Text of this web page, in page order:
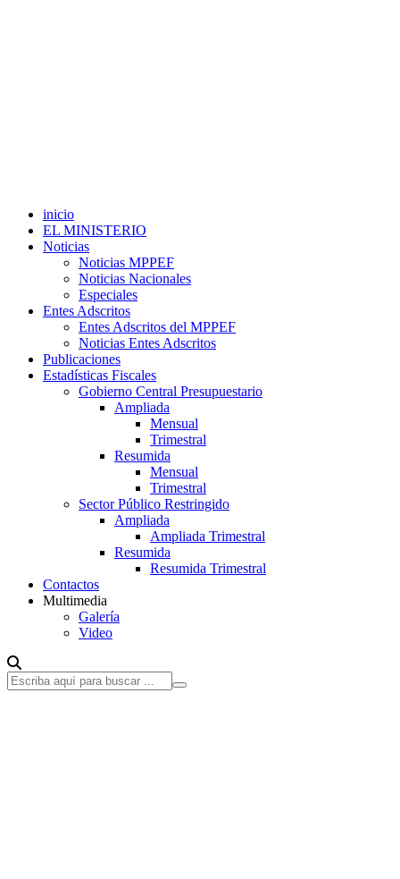
inicio
EL MINISTERIO
Noticias
Noticias MPPEF
Noticias Nacionales
Especiales
Entes Adscritos
Entes Adscritos del MPPEF
Noticias Entes Adscritos
Publicaciones
Estadísticas Fiscales
Gobierno Central Presupuestario
Ampliada
Mensual
Trimestral
Resumida
Mensual
Trimestral
Sector Público Restringido
Ampliada
Ampliada Trimestral
Resumida
Resumida Trimestral
Contactos
Multimedia
Galería
Video